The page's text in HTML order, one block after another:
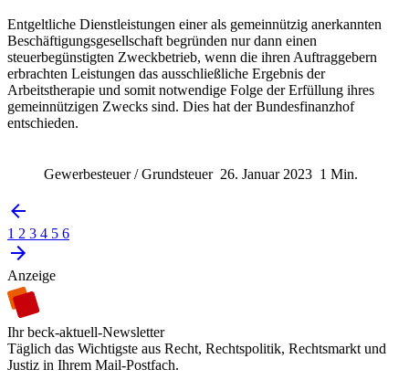
Entgeltliche Dienstleistungen einer als gemeinnützig anerkannten
Beschäftigungsgesellschaft begründen nur dann einen
steuerbegünstigten Zweckbetrieb, wenn die ihren Auftraggebern
erbrachten Leistungen das ausschließliche Ergebnis der
Arbeitstherapie und somit notwendige Folge der Erfüllung ihres
gemeinnützigen Zwecks sind. Dies hat der Bundesfinanzhof
entschieden.
Gewerbesteuer / Grundsteuer 26. Januar 2023 1 Min.
1 2 3 4 5 6
Anzeige
Ihr beck-aktuell-Newsletter
Täglich das Wichtigste aus Recht, Rechtspolitik, Rechtsmarkt und
Justiz in Ihrem Mail-Postfach.